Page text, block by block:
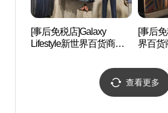
[事后免税店]Galaxy
Lifestyle新世界百货商店
타일 신세계백화점 대구
[事后
界百货
查看更多